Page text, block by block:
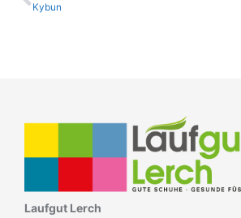
Kybun
Laufgut Lerch